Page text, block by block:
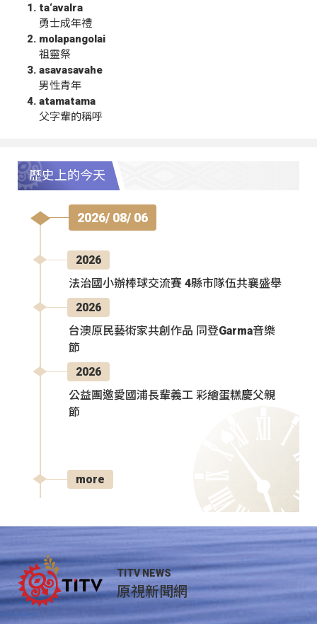
ta‘avalra
勇士成年禮
molapangolai
祖靈祭
asavasavahe
男性青年
atamatama
父字輩的稱呼
歷史上的今天
2026/ 08/ 06
2026
法治國小辦棒球交流賽 4縣市隊伍共襄盛舉
2026
台澳原民藝術家共創作品 同登Garma音樂
節
2026
公益團邀愛國浦長輩義工 彩繪蛋糕慶父親
節
more
TITV NEWS
原視新聞網